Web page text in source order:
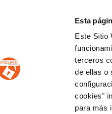
Esta
Este Sitio
terceros
de ellas o
cookies”
para más